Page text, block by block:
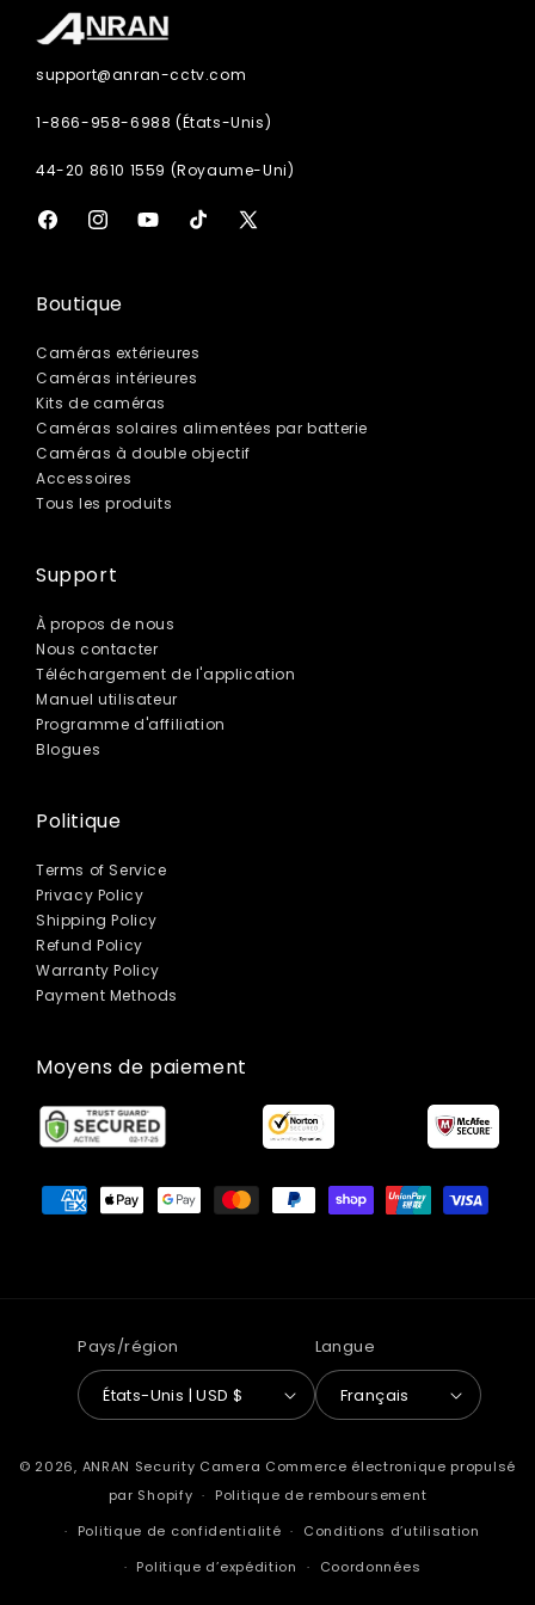
support@anran-cctv.com
1-866-958-6988 (États-Unis)
44-20 8610 1559 (Royaume-Uni)
FacebookInstagramYouTubeTikTokX
Boutique
Caméras extérieures
Caméras intérieures
Kits de caméras
Caméras solaires alimentées par batterie
Caméras à double objectif
Accessoires
Tous les produits
Support
À propos de nous
Nous contacter
Téléchargement de l'application
Manuel utilisateur
Programme d'affiliation
Blogues
Politique
Terms of Service
Privacy Policy
Shipping Policy
Refund Policy
Warranty Policy
Payment Methods
Moyens de paiement
Pays/région
États-Unis | USD $
Langue
Français
© 2026, ANRAN Security Camera Commerce électronique propulsé
par Shopify
Politique de remboursement
Politique de confidentialité
Conditions d’utilisation
Politique d’expédition
Coordonnées